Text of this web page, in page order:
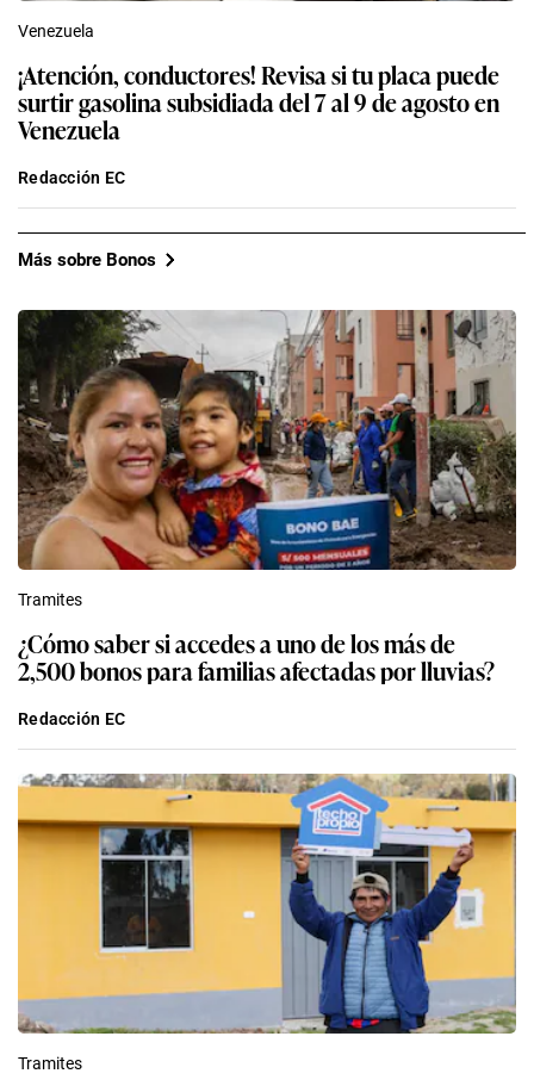
Venezuela
¡Atención, conductores! Revisa si tu placa puede
surtir gasolina subsidiada del 7 al 9 de agosto en
Venezuela
Redacción EC
Más sobre Bonos
Tramites
¿Cómo saber si accedes a uno de los más de
2,500 bonos para familias afectadas por lluvias?
Redacción EC
Tramites